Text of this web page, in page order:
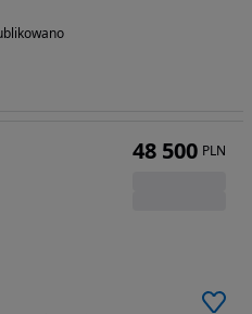
48 500 PLN